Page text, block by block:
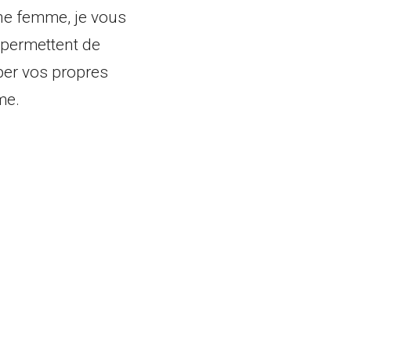
femme, je vous
de
vos propres